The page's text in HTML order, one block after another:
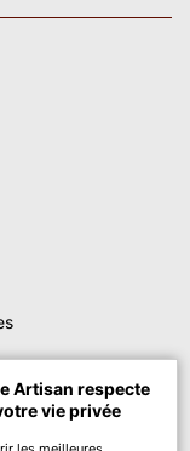
Artisan respecte
vie privée